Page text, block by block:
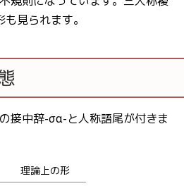
見られます。
接中辞-σα-と人称語尾が付きま
理論上の形